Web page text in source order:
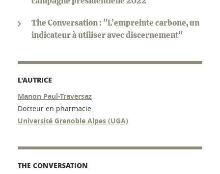
The Conversation : "L’empreinte carbone, un
indicateur à utiliser avec discernement"
L'AUTRICE
Manon Paul-Traversaz
Docteur en pharmacie
Université Grenoble Alpes (UGA)
THE CONVERSATION